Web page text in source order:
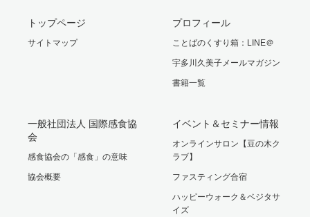
トップページ
サイトマップ
プロフィール
ことばのくすり箱：LINE＠
宇多川久美子メールマガジン
書籍一覧
一般社団法人 国際感食協
会
感食協会の「感食」の意味
協会概要
イベント＆セミナー情報
オンラインサロン【豆の木ク
ラブ】
ファスティング合宿
ハッピーウォーク＆ベジタサ
イズ